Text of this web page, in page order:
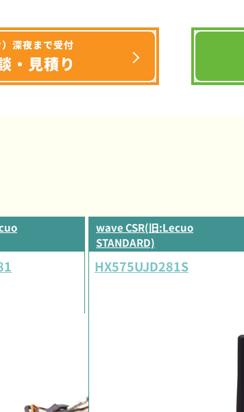
深夜まで受付
・見積り
wave CSR(旧:Lecuo
STANDARD)
HX575UJD281S